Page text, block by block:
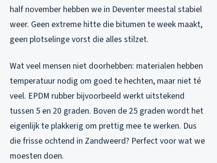
half november hebben we in Deventer meestal stabiel
weer. Geen extreme hitte die bitumen te week maakt,
geen plotselinge vorst die alles stilzet.
Wat veel mensen niet doorhebben: materialen hebben
temperatuur nodig om goed te hechten, maar niet té
veel. EPDM rubber bijvoorbeeld werkt uitstekend
tussen 5 en 20 graden. Boven de 25 graden wordt het
eigenlijk te plakkerig om prettig mee te werken. Dus
die frisse ochtend in Zandweerd? Perfect voor wat we
moesten doen.